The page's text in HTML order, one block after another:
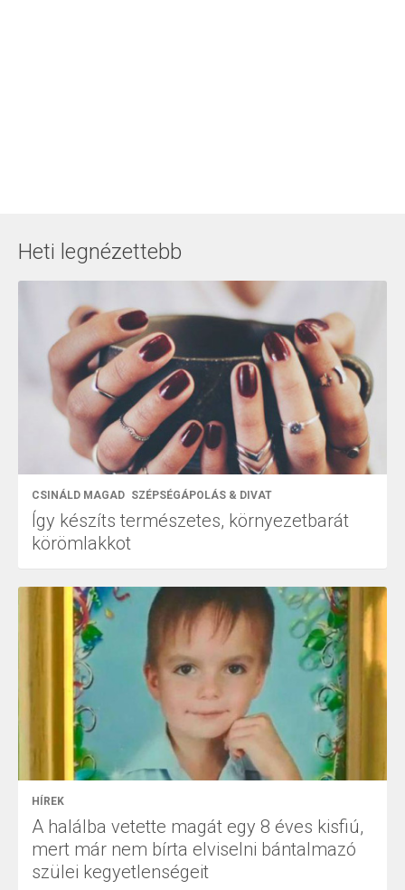
Heti legnézettebb
CSINÁLD MAGAD SZÉPSÉGÁPOLÁS & DIVAT
Így készíts természetes, környezetbarát
körömlakkot
HÍREK
A halálba vetette magát egy 8 éves kisfiú,
mert már nem bírta elviselni bántalmazó
szülei kegyetlenségeit